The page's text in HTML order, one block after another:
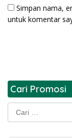
Simpan nama,
untuk komentar
Cari Promosi